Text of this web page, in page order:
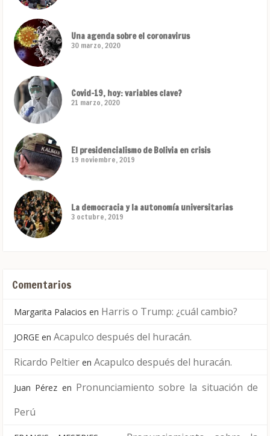
Una agenda sobre el coronavirus
30 marzo, 2020
Covid-19, hoy: variables clave?
21 marzo, 2020
El presidencialismo de Bolivia en crisis
19 noviembre, 2019
La democracia y la autonomía universitarias
3 octubre, 2019
Comentarios
Margarita Palacios en Harris o Trump: ¿cuál cambio?
JORGE en Acapulco después del huracán.
Ricardo Peltier en Acapulco después del huracán.
Juan Pérez en Pronunciamiento sobre la situación de
Perú